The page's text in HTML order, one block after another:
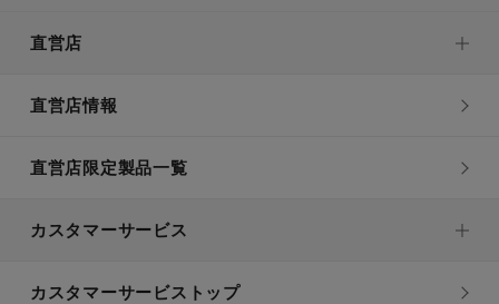
直営店
直営店情報
直営店限定製品一覧
カスタマーサービス
カスタマーサービストップ